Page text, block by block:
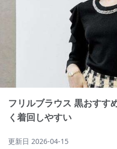
フリルブラウス 黒おすす
く着回しやすい
更新日 2026-04-15